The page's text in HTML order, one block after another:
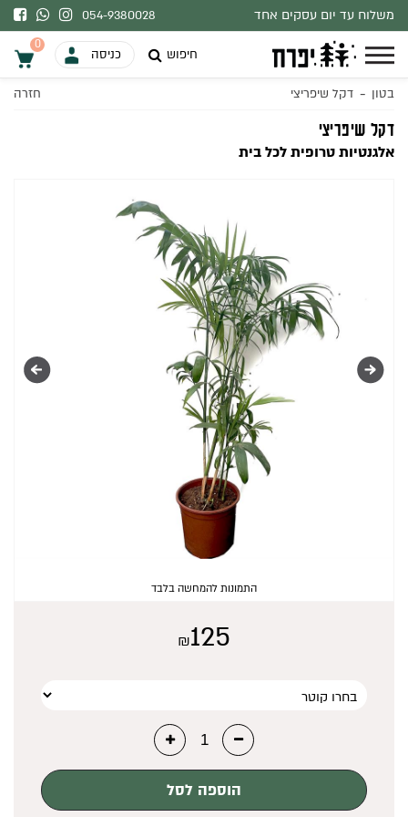
משלוח עד יום עסקים אחד
בהתאם למלאי.
054-9380028
0
0
0
כניסה חיפוש
בטון - דקל שיפריצי חזרה
דקל שיפריצי
אלגנטיות טרופית לכל בית
התמונות להמחשה בלבד
125
₪
הוספה לסל